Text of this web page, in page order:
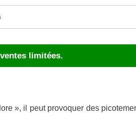
limitées.
», il peut provoquer des